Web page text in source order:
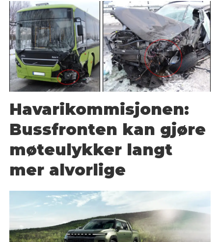
Havarikommisjonen:
Bussfronten kan gjøre
møteulykker langt
mer alvorlige